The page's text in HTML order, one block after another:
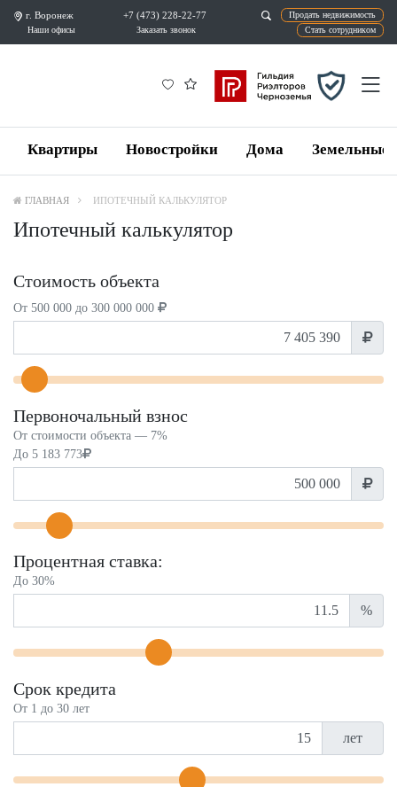
г. Воронеж
Наши офисы
+7 (473) 228-22-77
Квартиры Новостройки Дома Земельные
ГЛАВНАЯ ИПОТЕЧНЫЙ КАЛЬКУЛЯТОР
Ипотечный калькулятор
Стоимость объекта
От 500 000 до 300 000 000
Первоночальный взнос
От стоимости объекта — 7%
До 5 183 773
Процентная ставка:
До 30%
%
Срок кредита
От 1 до 30 лет
лет